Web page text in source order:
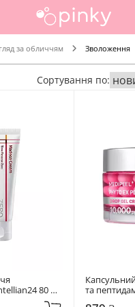
за обличчям Зволоження
Сортування по:
80 мл
Reverse
та